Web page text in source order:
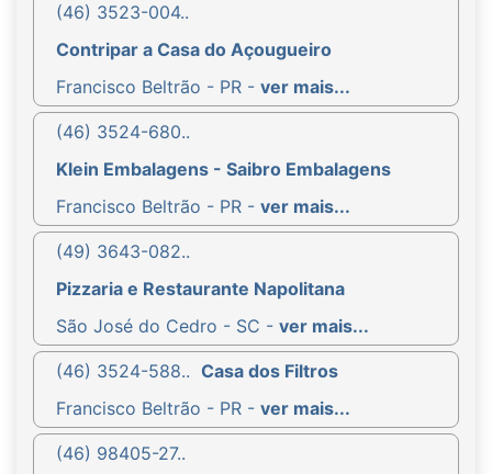
(46) 3523-004..
Contripar a Casa do Açougueiro
Francisco Beltrão - PR - ver mais...
(46) 3524-680..
Klein Embalagens - Saibro Embalagens
Francisco Beltrão - PR - ver mais...
(49) 3643-082..
Pizzaria e Restaurante Napolitana
São José do Cedro - SC - ver mais...
(46) 3524-588.. Casa dos Filtros
Francisco Beltrão - PR - ver mais...
(46) 98405-27..